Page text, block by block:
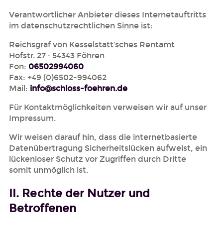
Verantwortlicher Anbieter dieses Internetauftritts
im datenschutzrechtlichen Sinne ist:
Reichsgraf von Kesselstatt’sches Rentamt
Hofstr. 27 · 54343 Föhren
Fon: 06502994060
Fax: +49 (0)6502-994062
Mail: info@schloss-foehren.de
Für Kontaktmöglichkeiten verweisen wir auf unser
Impressum.
Wir weisen darauf hin, dass die internetbasierte
Datenübertragung Sicherheitslücken aufweist, ein
lückenloser Schutz vor Zugriffen durch Dritte
somit unmöglich ist.
II. Rechte der Nutzer und
Betroffenen